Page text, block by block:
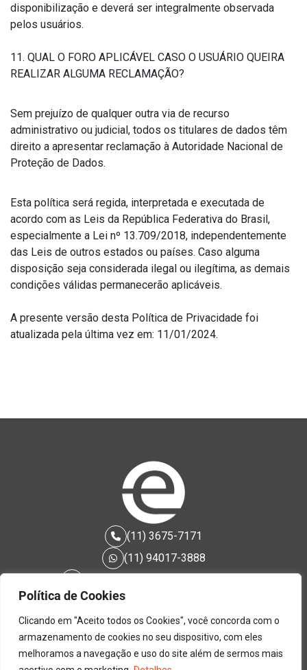
Política de Cookies
Clicando em "Aceito todos os Cookies", você concorda com o
armazenamento de cookies no seu dispositivo, com eles
melhoramos a navegação e uso do site além de sermos mais
disponibilização e deverá ser integralmente observada
pelos usuários.
11. QUAL O FORO APLICÁVEL CASO O USUÁRIO QUEIRA
REALIZAR ALGUMA RECLAMAÇÃO?
Sem prejuízo de qualquer outra via de recurso
administrativo ou judicial, todos os titulares de dados têm
direito a apresentar reclamação à Autoridade Nacional de
Proteção de Dados.
Esta política será regida, interpretada e executada de
acordo com as Leis da República Federativa do Brasil,
especialmente a Lei nº 13.709/2018, independentemente
das Leis de outros estados ou países. Caso alguma
disposição seja considerada ilegal ou ilegítima, as demais
condições válidas permanecerão aplicáveis.
A presente versão desta Política de Privacidade foi
atualizada pela última vez em: 11/01/2024.
(11) 3675-7171
(11) 94017-3888
Rua Bartira, 1362 Perdizes | São Paulo - SP